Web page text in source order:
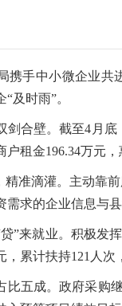
手中小微企业共进
及时雨”。
壁。截至4月底
户租金196.34万元
滴灌。主动靠前
需求的企业信息与
来就业。积极发挥
，累计扶持121人次
成。政府采购继